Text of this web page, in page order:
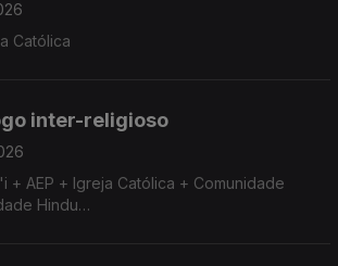
Católica
inter-religioso
+ AEP + Igreja Católica + Comunidade
Hindu